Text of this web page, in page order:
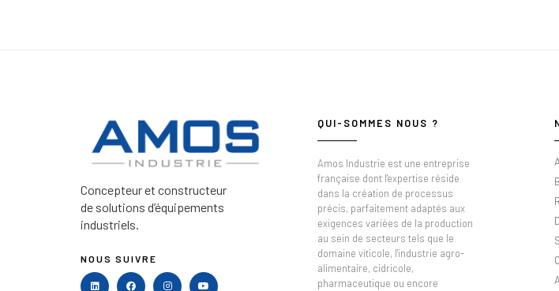
Concepteur et constructeur
de solutions d’équipements
industriels.
NOUS SUIVRE
QUI-SOMMES NOUS ?
Amos Industrie est une entreprise
française dont l'expertise réside
dans la création de processus
précis, parfaitement adaptés aux
exigences variées de la production
au sein de secteurs tels que le
domaine viticole, l'industrie agro-
alimentaire, cidricole,
pharmaceutique ou encore